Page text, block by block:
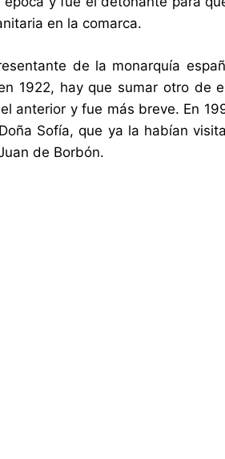
en la comarca.
de la monarquía
1922, hay que sumar otro de
anterior y fue más breve. En
Sofía, que ya la habían
de Borbón.